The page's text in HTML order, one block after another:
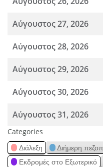
Αύγουστος 27, 2026
Αύγουστος 28, 2026
Αύγουστος 29, 2026
Αύγουστος 30, 2026
Αύγουστος 31, 2026
Categories
Διάλεξη
Διήμερη
Εκδρομές στο Εξωτερικό